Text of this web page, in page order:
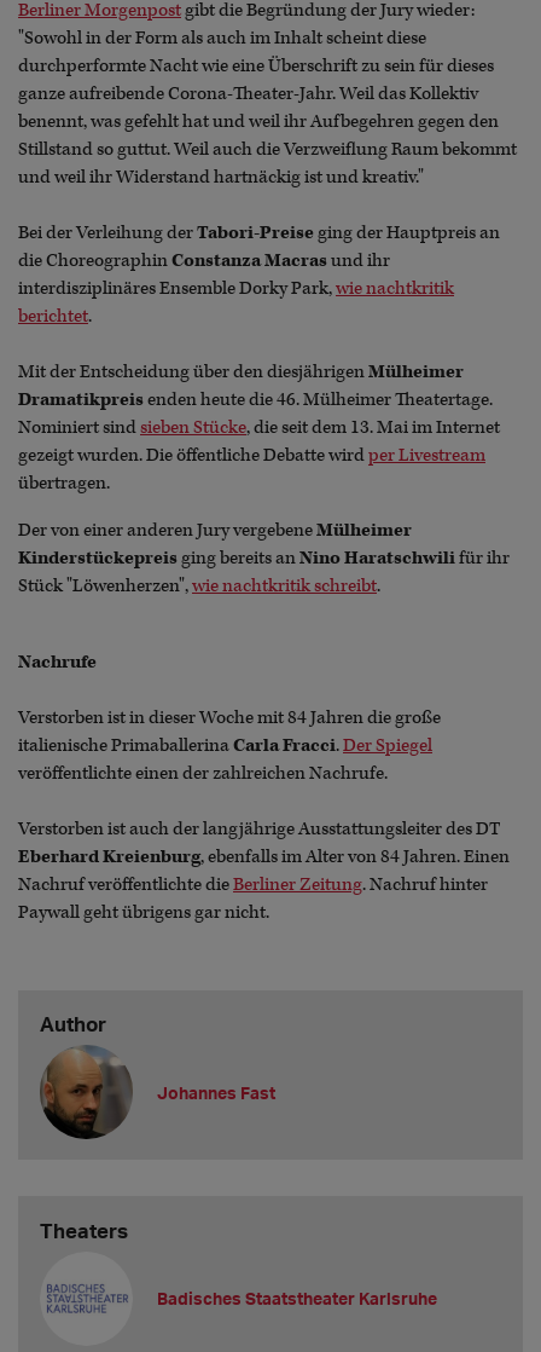
Berliner Morgenpostgibt die Begründung der Jury wieder:
"Sowohl in der Form als auch im Inhalt scheint diese
durchperformte Nacht wie eine Überschrift zu sein für dieses
ganze aufreibende Corona-Theater-Jahr. Weil das Kollektiv
benennt, was gefehlt hat und weil ihr Aufbegehren gegen den
Stillstand so guttut. Weil auch die Verzweiflung Raum bekommt
und weil ihr Widerstand hartnäckig ist und kreativ."
Bei der Verleihung derTabori-Preiseging der Hauptpreis an
die ChoreographinConstanza Macrasund ihr
interdisziplinäres Ensemble Dorky Park,wie nachtkritik
berichtet.
Mit der Entscheidung über den diesjährigenMülheimer
Dramatikpreisenden heute die 46. Mülheimer Theatertage.
Nominiert sindsieben Stücke, die seit dem 13. Mai im Internet
gezeigt wurden. Die öffentliche Debatte wirdper Livestream
übertragen.
Der von einer anderen Jury vergebeneMülheimer
Kinderstückepreisging bereits anNino Haratschwilifür ihr
Stück "Löwenherzen",wie nachtkritik schreibt.
Nachrufe
Verstorben ist in dieser Woche mit 84 Jahren die große
italienische PrimaballerinaCarla Fracci.Der Spiegel
veröffentlichte einen der zahlreichen Nachrufe.
Verstorben ist auch der langjährige Ausstattungsleiter des DT
Eberhard Kreienburg, ebenfalls im Alter von 84 Jahren. Einen
Nachruf veröffentlichte dieBerliner Zeitung. Nachruf hinter
Paywall geht übrigens gar nicht.
Author
Johannes Fast
Theaters
Badisches Staatstheater Karlsruhe